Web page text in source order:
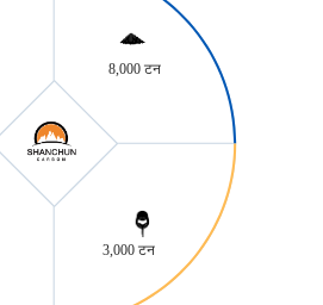
3,000 टन
8,000 टन